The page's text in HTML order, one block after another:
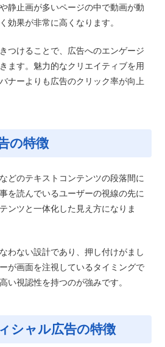
静止画が多いページの中で動画が動
効果が非常に高くなります。
つけることで、広告へのエンゲージ
ます。魅力的なクリエイティブを用
ナーよりも広告のクリック率が向上
の特徴
どのテキストコンテンツの段落間に
を読んでいるユーザーの視線の先に
ンツと一体化した見え方になりま
わない設計であり、押し付けがまし
が画面を注視しているタイミングで
い視認性を持つのが強みです。
シャル広告の特徴